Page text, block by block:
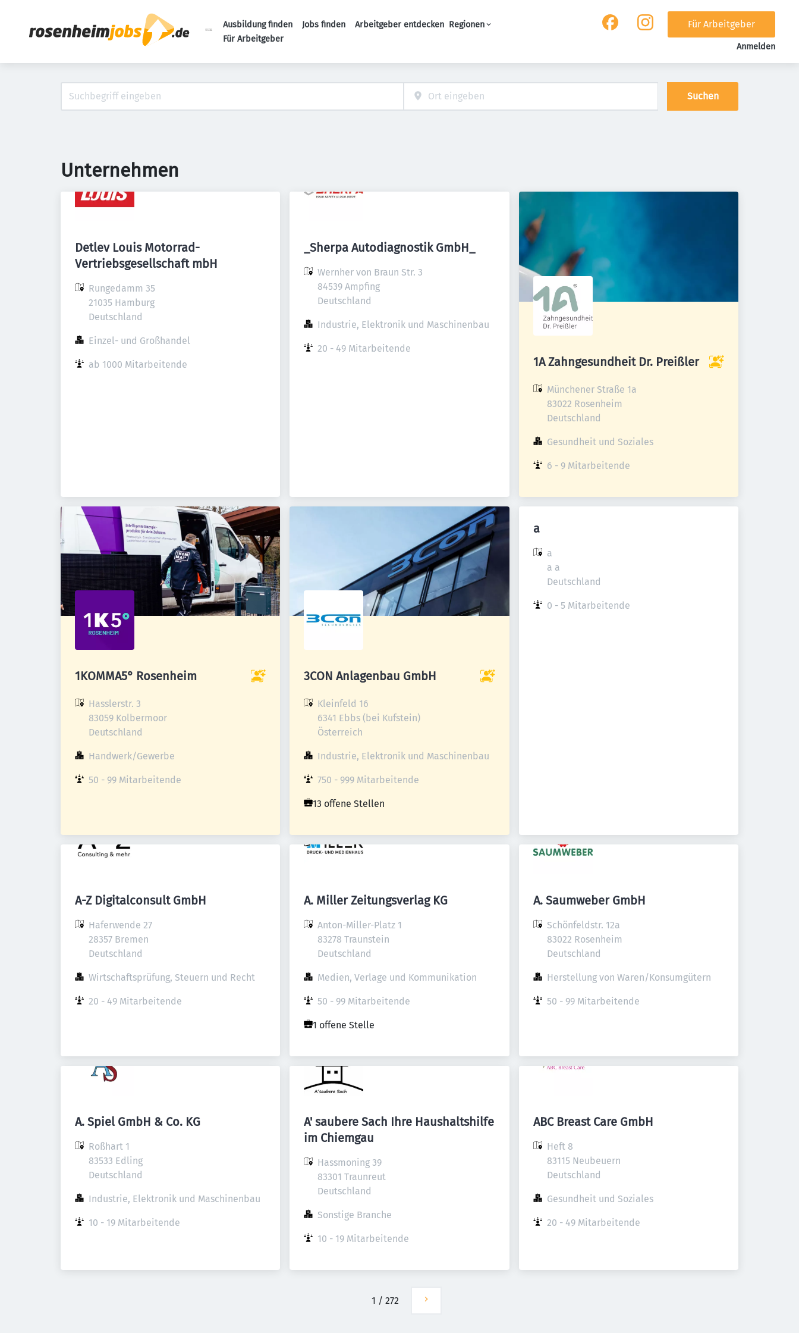
Ausbildung finden Jobs finden Arbeitgeber entdecken Regionen
Für Arbeitgeber
Für Arbeitgeber
Anmelden
Suchen
Unternehmen
Detlev Louis Motorrad-
Vertriebsgesellschaft mbH
Rungedamm 35
21035 Hamburg
Deutschland
Einzel- und Großhandel
ab 1000 Mitarbeitende
_Sherpa Autodiagnostik GmbH_
Wernher von Braun Str. 3
84539 Ampfing
Deutschland
Industrie, Elektronik und Maschinenbau
20 - 49 Mitarbeitende
1A Zahngesundheit Dr. Preißler
Münchener Straße 1a
83022 Rosenheim
Deutschland
Gesundheit und Soziales
6 - 9 Mitarbeitende
1KOMMA5° Rosenheim
Hasslerstr. 3
83059 Kolbermoor
Deutschland
Handwerk/Gewerbe
50 - 99 Mitarbeitende
3CON Anlagenbau GmbH
Kleinfeld 16
6341 Ebbs (bei Kufstein)
Österreich
Industrie, Elektronik und Maschinenbau
750 - 999 Mitarbeitende
13 offene Stellen
a
a
a a
Deutschland
0 - 5 Mitarbeitende
A-Z Digitalconsult GmbH
Haferwende 27
28357 Bremen
Deutschland
Wirtschaftsprüfung, Steuern und Recht
20 - 49 Mitarbeitende
A. Miller Zeitungsverlag KG
Anton-Miller-Platz 1
83278 Traunstein
Deutschland
Medien, Verlage und Kommunikation
50 - 99 Mitarbeitende
1 offene Stelle
A. Saumweber GmbH
Schönfeldstr. 12a
83022 Rosenheim
Deutschland
Herstellung von Waren/Konsumgütern
50 - 99 Mitarbeitende
A. Spiel GmbH & Co. KG
Roßhart 1
83533 Edling
Deutschland
Industrie, Elektronik und Maschinenbau
10 - 19 Mitarbeitende
A' saubere Sach Ihre Haushaltshilfe
im Chiemgau
Hassmoning 39
83301 Traunreut
Deutschland
Sonstige Branche
10 - 19 Mitarbeitende
ABC Breast Care GmbH
Heft 8
83115 Neubeuern
Deutschland
Gesundheit und Soziales
20 - 49 Mitarbeitende
1 / 272